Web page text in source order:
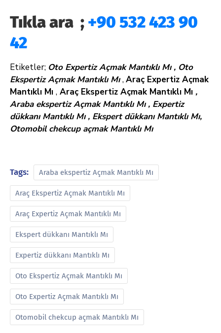
Tıkla ara ; +90 532 423 90
42
Etiketler; Oto Expertiz Açmak Mantıklı Mı , Oto
Ekspertiz Açmak Mantıklı Mı,Araç Expertiz Açmak
Mantıklı Mı , Araç Ekspertiz Açmak Mantıklı Mı ,
Araba ekspertiz Açmak Mantıklı Mı , Expertiz
dükkanı Mantıklı Mı , Ekspert dükkanı Mantıklı Mı,
Otomobil chekcup açmak Mantıklı Mı
Tags: Araba ekspertiz Açmak Mantıklı Mı
Araç Ekspertiz Açmak Mantıklı Mı
Araç Expertiz Açmak Mantıklı Mı
Ekspert dükkanı Mantıklı Mı
Expertiz dükkanı Mantıklı Mı
Oto Ekspertiz Açmak Mantıklı Mı
Oto Expertiz Açmak Mantıklı Mı
Otomobil chekcup açmak Mantıklı Mı